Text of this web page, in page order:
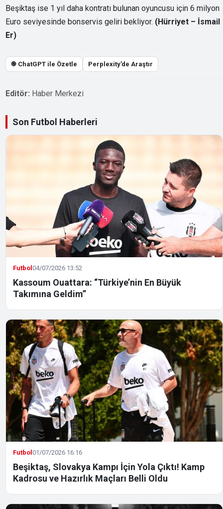
Beşiktaş ise 1 yıl daha kontratı bulunan oyuncusu için 6 milyon
Euro seviyesinde bonservis geliri bekliyor. (Hürriyet – İsmail
Er)
֎ ChatGPT ile Özetle Perplexity’de Araştır
Editör: Haber Merkezi
Son Futbol Haberleri
Futbol04/07/2026 13:52
Kassoum Ouattara: “Türkiye’nin En Büyük
Takımına Geldim”
Futbol01/07/2026 16:16
Beşiktaş, Slovakya Kampı İçin Yola Çıktı! Kamp
Kadrosu ve Hazırlık Maçları Belli Oldu